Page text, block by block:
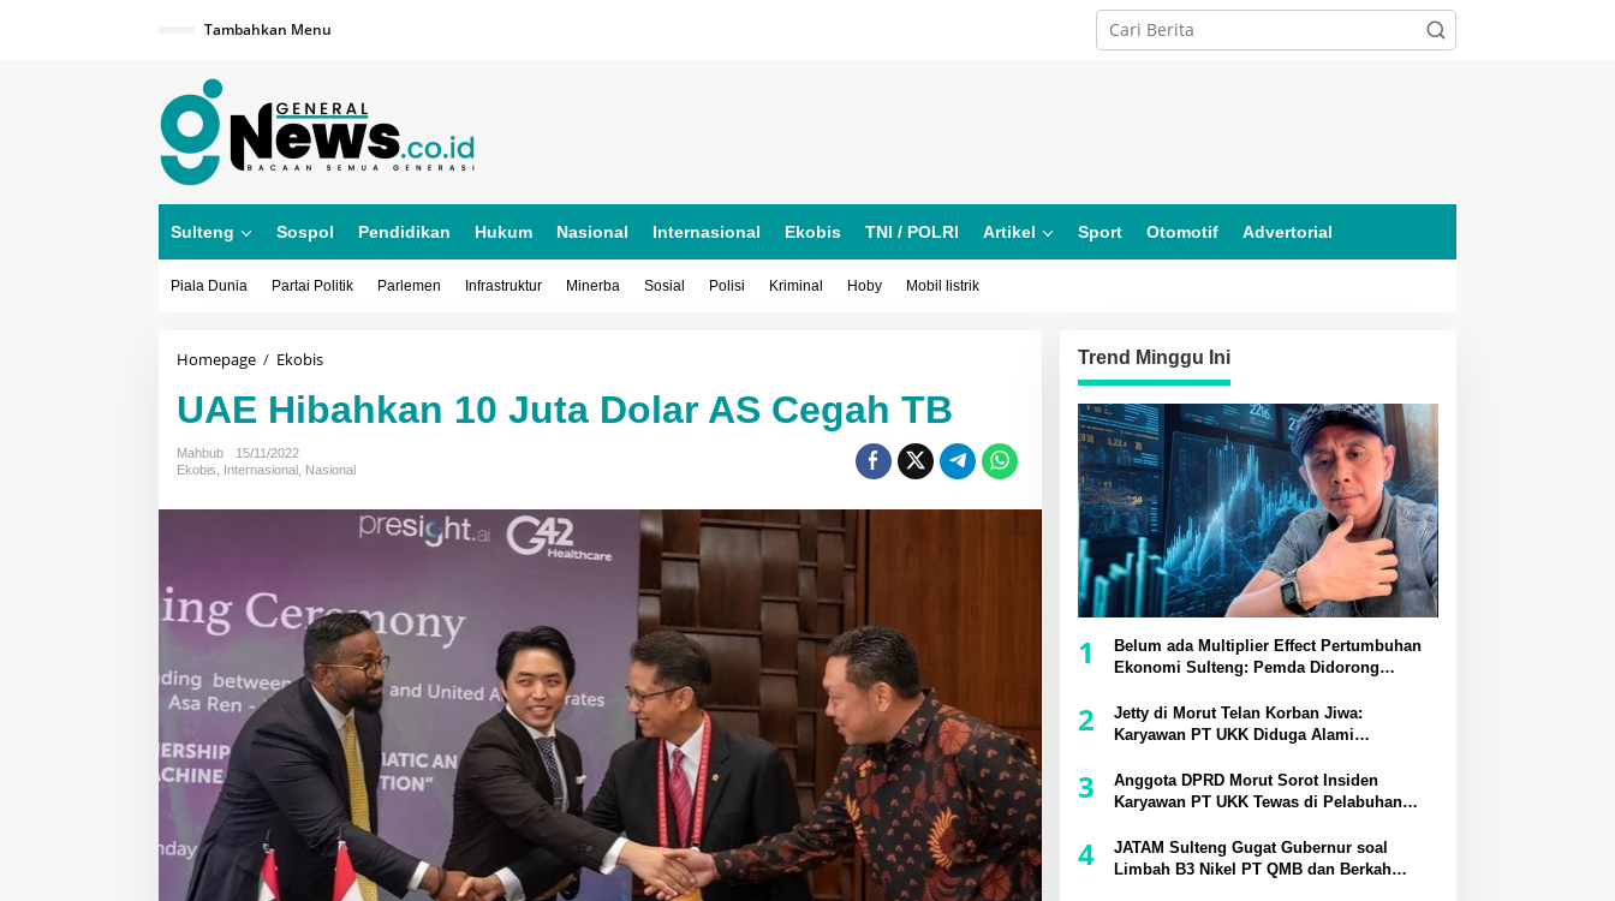
Tambahkan Menu
Sulteng Sospol Pendidikan Hukum Nasional Internasional Ekobis TNI / POLRI Artikel Sport Otomotif Advertorial
Piala Dunia Partai Politik Parlemen Infrastruktur Minerba Sosial Polisi Kriminal Hoby Mobil listrik
Homepage / EkobisUAE
10
Juta
AS
TB
UAE Hibahkan 10 Juta Dolar AS Cegah TB
Mahbub
15/11/2022
Ekobis
Internasional Nasional
Trend Minggu Ini
1
Belum ada Multiplier Effect Pertumbuhan
Ekonomi Sulteng: Pemda Didorong
2
Jetty di Morut Telan Korban Jiwa:
Karyawan PT UKK Diduga Alami
3
Anggota DPRD Morut Sorot Insiden
Karyawan PT UKK Tewas di Pelabuhan
4
JATAM Sulteng Gugat Gubernur soal
Limbah B3 Nikel PT QMB dan Berkah